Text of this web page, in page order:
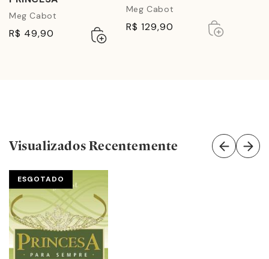
Meg Cabot
R$ 49,90
Adicionar
ao
Esgotado
Meg Cabot
R$ 129,90 Esgotado
Esgotado
Visualizados Recentemente
ESGOTADO